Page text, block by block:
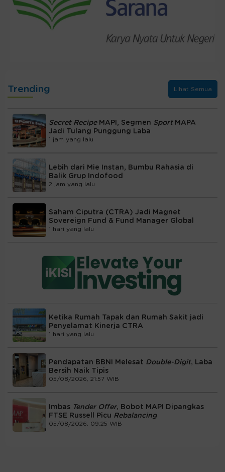
Trending Lihat Semua
Secret RecipeMAPI, Segmen Sport MAPA
Jadi Tulang Punggung Laba
1 jam yang lalu
Lebih dari Mie Instan, Bumbu Rahasia di
Balik Grup Indofood
2 jam yang lalu
Saham Ciputra (CTRA) Jadi Magnet
Sovereign Fund & Fund Manager Global
1 hari yang lalu
Ketika Rumah Tapak dan Rumah Sakit jadi
Penyelamat Kinerja CTRA
1 hari yang lalu
Pendapatan BBNI Melesat Double-Digit, Laba
Bersih Naik Tipis
05/08/2026, 21:57 WIB
Imbas Tender Offer, Bobot MAPI Dipangkas
FTSE Russell Picu Rebalancing
05/08/2026, 09:25 WIB